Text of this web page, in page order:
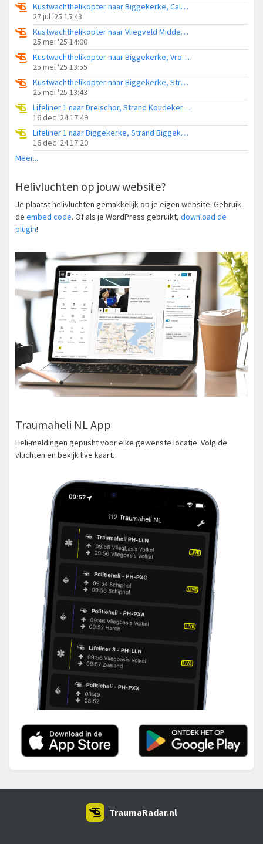
Kustwachthelikopter naar Biggekerke, Calandweg
27 jul '25 15:43
Kustwachthelikopter naar Vliegveld Midden-Zeeland, Strandweg
25 mei '25 14:00
Kustwachthelikopter naar Biggekerke, Vroonweg
25 mei '25 13:55
Kustwachthelikopter naar Biggekerke, Strand Biggekerke
25 mei '25 13:43
Lifeliner 1 naar Dreischor, Strand Koudekerke
16 dec '24 17:49
Lifeliner 1 naar Biggekerke, Strand Biggekerke
16 dec '24 17:20
Meer...
Helivluchten op jouw website?
Je plaatst helivluchten gemakkelijk op je eigen website. Gebruik
de embed code. Of als je WordPress gebruikt, download de
plugin!
Traumaheli NL App
Heli-meldingen gepusht voor elke gewenste locatie. Volg de
vluchten en bekijk live kaart.
TraumaRadar.nl